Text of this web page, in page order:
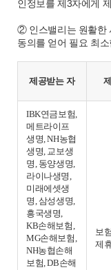
인정보를 제3자에게
② 인스밸리는 원활한
동의를 얻어 필요 최
제공받는 자
IBK연금보험,
메트라이프
생명, NH농협
생명, 교보생
명, 동양생명,
라이나생명,
미래에셋생
명, 삼성생명,
흥국생명,
KB손해보험,
MG손해보험,
NH농협손해
보험, DB손해
보
제